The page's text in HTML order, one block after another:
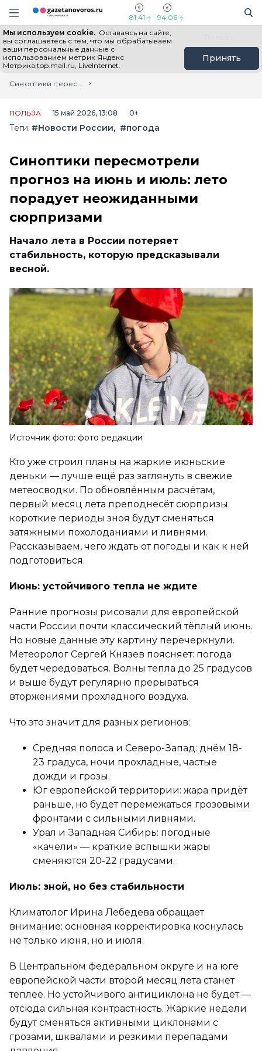
Информационный портал "ГазетаНоворос.ру"
Навигация сайта
81,41 94,06
Мы используем cookie. Оставаясь на сайте,
вы соглашаетесь с тем, что мы обрабатываем
ваши персональные данные с
использованием метрик Яндекс
Метрика,top.mail.ru, LiveInternet.
Принять
Все новости Новости России
Главная
Лента новостей
Синоптики пересмотрели прогноз на июнь и июль: лето порадует неожиданными сюрпризами
ПОЛЬЗА 15 май 2026, 13:08 0+
Теги: #Новости России #погода
Синоптики пересмотрели
прогноз на июнь и июль: лето
порадует неожиданными
сюрпризами
Начало лета в России потеряет
стабильность, которую предсказывали
весной.
Источник фото: фото редакции
Кто уже строил планы на жаркие июньские
деньки — лучше ещё раз заглянуть в свежие
метеосводки. По обновлённым расчётам,
первый месяц лета преподнесёт сюрпризы:
короткие периоды зноя будут сменяться
затяжными похолоданиями и ливнями.
Рассказываем, чего ждать от погоды и как к ней
подготовиться.
Июнь: устойчивого тепла не ждите
Ранние прогнозы рисовали для европейской
части России почти классический тёплый июнь.
Но новые данные эту картину перечеркнули.
Метеоролог Сергей Князев поясняет: погода
будет чередоваться. Волны тепла до 25 градусов
и выше будут регулярно прерываться
вторжениями прохладного воздуха.
Что это значит для разных регионов:
Средняя полоса и Северо-Запад: днём 18-
23 градуса, ночи прохладные, частые
дожди и грозы.
Юг европейской территории: жара придёт
раньше, но будет перемежаться грозовыми
фронтами с сильными ливнями.
Урал и Западная Сибирь: погодные
«качели» — краткие вспышки жары
сменяются 20-22 градусами.
Июль: зной, но без стабильности
Климатолог Ирина Лебедева обращает
внимание: основная корректировка коснулась
не только июня, но и июля.
В Центральном федеральном округе и на юге
европейской части второй месяц лета станет
теплее. Но устойчивого антициклона не будет —
отсюда сильная контрастность. Жаркие недели
будут сменяться активными циклонами с
грозами, шквалами и резкими перепадами